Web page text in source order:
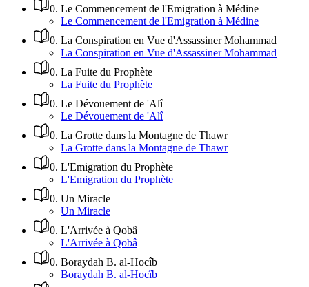
0. Le Commencement de l'Emigration à Médine
Le Commencement de l'Emigration à Médine
0. La Conspiration en Vue d'Assassiner Mohammad
La Conspiration en Vue d'Assassiner Mohammad
0. La Fuite du Prophète
La Fuite du Prophète
0. Le Dévouement de 'Alî
Le Dévouement de 'Alî
0. La Grotte dans la Montagne de Thawr
La Grotte dans la Montagne de Thawr
0. L'Emigration du Prophète
L'Emigration du Prophète
0. Un Miracle
Un Miracle
0. L'Arrivée à Qobâ
L'Arrivée à Qobâ
0. Boraydah B. al-Hocîb
Boraydah B. al-Hocîb